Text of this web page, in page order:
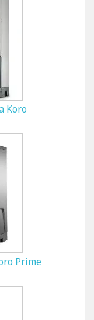
Koro
Prime